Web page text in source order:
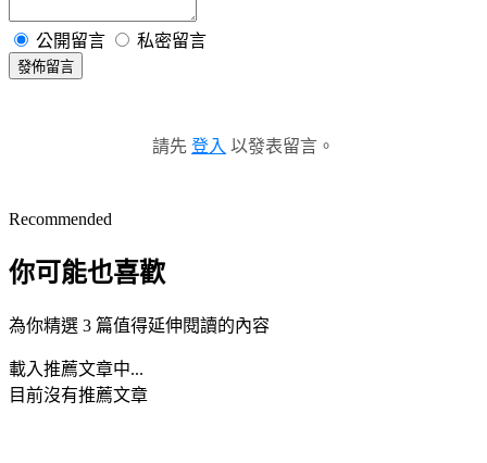
公開留言 私密留言
發佈留言
請先 登入 以發表留言。
Recommended
你可能也喜歡
為你精選 3 篇值得延伸閱讀的內容
載入推薦文章中...
目前沒有推薦文章